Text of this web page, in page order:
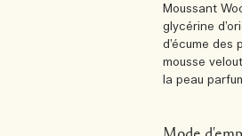
Moussant
glycérine
d’écume des
mousse
la peau